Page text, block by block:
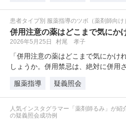
患者タイプ別 服薬指導のツボ（薬剤師向け）
併用注意の薬はどこまで気にか
2026年5月25日 村尾 孝子
「併用注意の薬はどこまで気にかけ
しょうか。併用禁忌は、絶対に併用
服薬指導
疑義照会
人気インスタグラマー「薬剤師るみ」が紹
の疑義照会成功例